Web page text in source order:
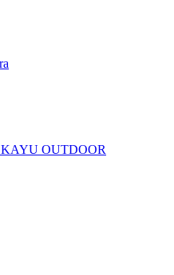
OUTDOOR